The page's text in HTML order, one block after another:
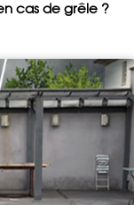
cas de grêle ?